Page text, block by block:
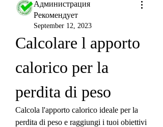
Администрация
Рекомендует
September 12, 2023
Calcolare l apporto
calorico per la
perdita di peso
Calcola l'apporto calorico ideale per la
perdita di peso e raggiungi i tuoi obiettivi